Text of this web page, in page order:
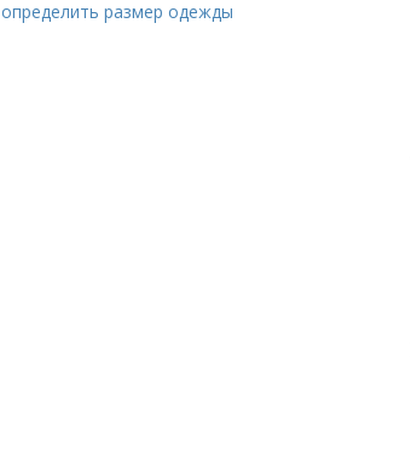
определить размер одежды